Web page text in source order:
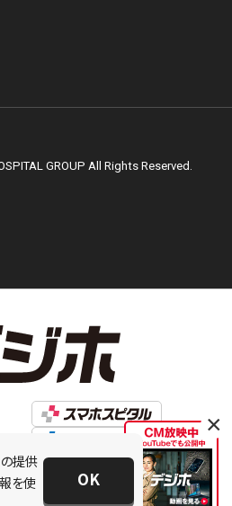
上大岡
GROUP All Rights Reserved.
×
提供
を使
OK